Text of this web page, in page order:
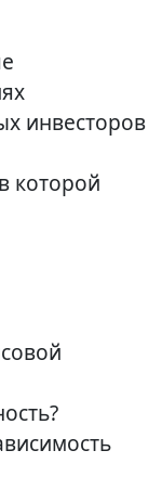
инвесторов
которой